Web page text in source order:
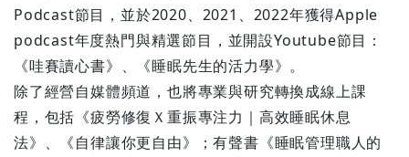
Podcast節目，並於2020、2021、2022年獲得Apple
podcast年度熱門與精選節目，並開設Youtube節目：
《哇賽讀心書》、《睡眠先生的活力學》。
除了經營自媒體頻道，也將專業與研究轉換成線上課
程，包括《疲勞修復Ｘ重振專注力｜高效睡眠休息
法》、《自律讓你更自由》；有聲書《睡眠管理職人的